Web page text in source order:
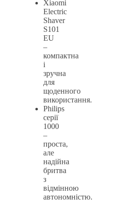
Xiaomi
Electric
Shaver
S101
EU
–
компактна
і
зручна
для
щоденного
використання.
Philips
серії
1000
–
проста,
але
надійна
бритва
з
відмінною
автономністю.